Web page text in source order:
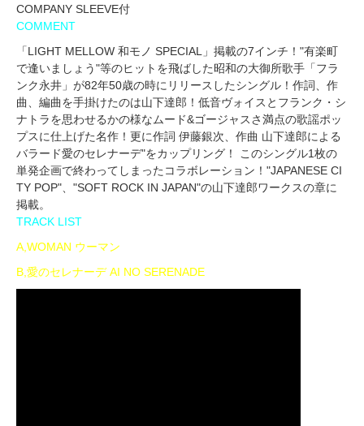
COMPANY SLEEVE付
COMMENT
「LIGHT MELLOW 和モノ SPECIAL」掲載の7インチ！"有楽町
で逢いましょう"等のヒットを飛ばした昭和の大御所歌手「フラ
ンク永井」が82年50歳の時にリリースしたシングル！作詞、作
曲、編曲を手掛けたのは山下達郎！低音ヴォイスとフランク・シ
ナトラを思わせるかの様なムード&ゴージャスさ満点の歌謡ポッ
プスに仕上げた名作！更に作詞 伊藤銀次、作曲 山下達郎による
バラード愛のセレナーデ"をカップリング！ このシングル1枚の
単発企画で終わってしまったコラボレーション！"JAPANESE CI
TY POP"、"SOFT ROCK IN JAPAN"の山下達郎ワークスの章に
掲載。
TRACK LIST
A,WOMAN ウーマン
B,愛のセレナーデ AI NO SERENADE